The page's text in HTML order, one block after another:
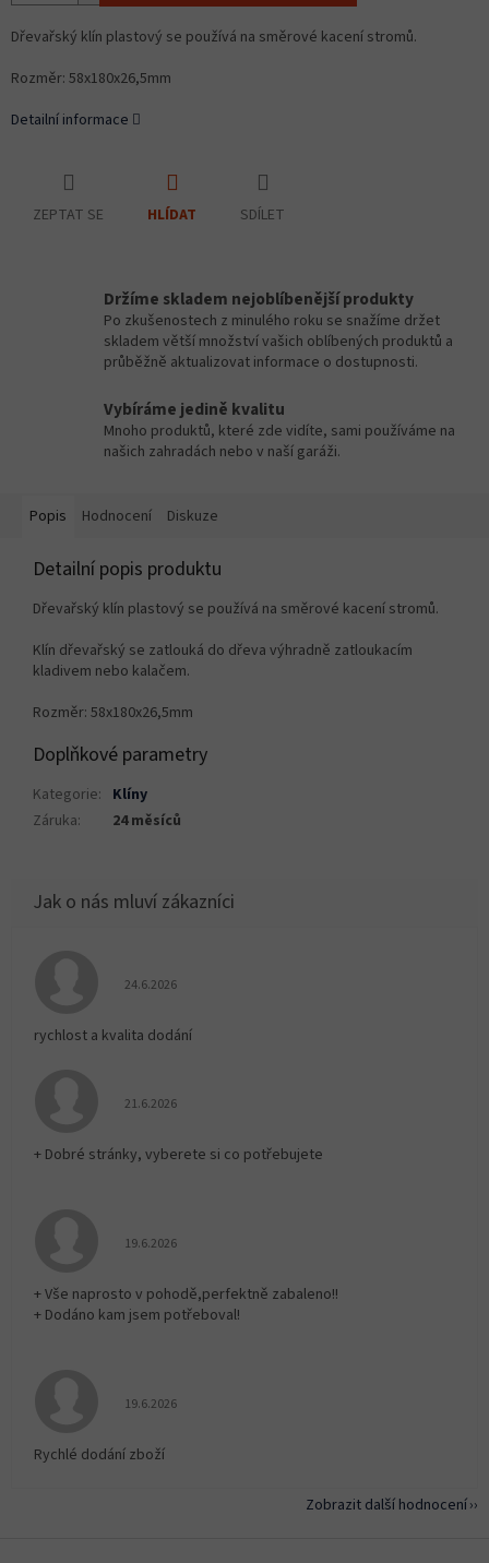
Dřevařský klín plastový se používá na směrové kacení stromů.
Rozměr: 58x180x26,5mm
Detailní informace
ZEPTAT SE HLÍDAT SDÍLET
Držíme skladem nejoblíbenější produkty
Po zkušenostech z minulého roku se snažíme držet
skladem větší množství vašich oblíbených produktů a
průběžně aktualizovat informace o dostupnosti.
Vybíráme jedině kvalitu
Mnoho produktů, které zde vidíte, sami používáme na
našich zahradách nebo v naší garáži.
Popis Hodnocení Diskuze
Detailní popis produktu
Dřevařský klín plastový se používá na směrové kacení stromů.
Klín dřevařský se zatlouká do dřeva výhradně zatloukacím
kladivem nebo kalačem.
Rozměr: 58x180x26,5mm
Doplňkové parametry
Kategorie: Klíny
Záruka: 24 měsíců
Hodnocení obchodu je 5 z 5 hvězdiček.
24.6.2026
rychlost a kvalita dodání
Hodnocení obchodu je 5 z 5 hvězdiček.
21.6.2026
+ Dobré stránky, vyberete si co potřebujete
Hodnocení obchodu je 5 z 5 hvězdiček.
19.6.2026
+ Vše naprosto v pohodě,perfektně zabaleno!!
+ Dodáno kam jsem potřeboval!
Hodnocení obchodu je 5 z 5 hvězdiček.
19.6.2026
Rychlé dodání zboží
Zobrazit další hodnocení